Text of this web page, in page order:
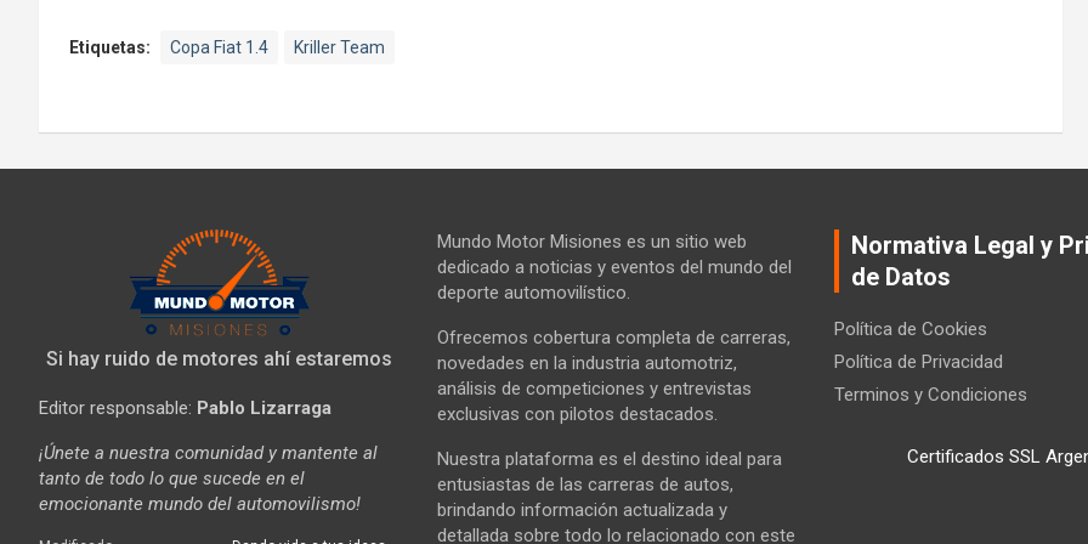
Etiquetas: Copa Fiat 1.4 Kriller Team
Si hay ruido de motores ahí estaremos
Editor responsable: Pablo Lizarraga
¡Únete a nuestra comunidad y mantente al
tanto de todo lo que sucede en el
emocionante mundo del automovilismo!
Mundo Motor Misiones es un sitio web
dedicado a noticias y eventos del mundo del
deporte automovilístico.
Ofrecemos cobertura completa de carreras,
novedades en la industria automotriz,
análisis de competiciones y entrevistas
exclusivas con pilotos destacados.
Nuestra plataforma es el destino ideal para
entusiastas de las carreras de autos,
brindando información actualizada y
detallada sobre todo lo relacionado con este
Normativa Legal y
de Datos
Política de Cookies
Política de Privacidad
Terminos y Condiciones
Certificados SSL